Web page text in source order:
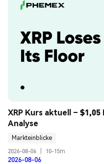
XRP Kurs aktuell –
Analyse
Markteinblicke
2026-08-06
10-15m
2026-08-06